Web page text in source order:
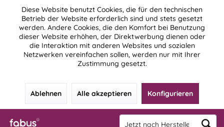
Diese Website benutzt Cookies, die für den technischen
Betrieb der Website erforderlich sind und stets gesetzt
werden. Andere Cookies, die den Komfort bei Benutzung
dieser Website erhöhen, der Direktwerbung dienen oder
die Interaktion mit anderen Websites und sozialen
Netzwerken vereinfachen sollen, werden nur mit Ihrer
Zustimmung gesetzt.
Ablehnen Alle akzeptieren Konfigurieren